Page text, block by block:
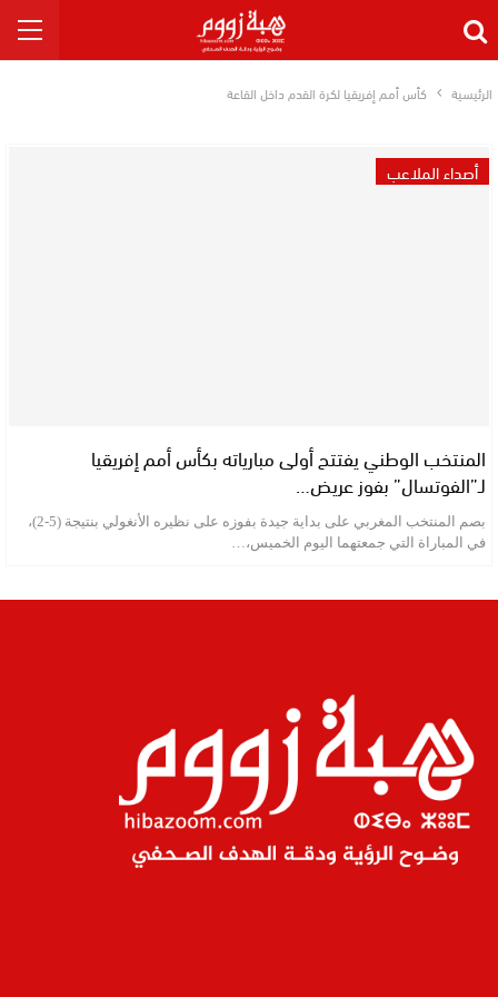
الرئيسية كأس أمم إفريقيا لكرة القدم داخل القاعة
أصداء الملاعب
المنتخب الوطني يفتتح أولى مبارياته بكأس أمم إفريقيا
لـ”الفوتسال” بفوز عريض…
بصم المنتخب المغربي على بداية جيدة بفوزه على نظيره الأنغولي بنتيجة (5-2)،
في المباراة التي جمعتهما اليوم الخميس،…